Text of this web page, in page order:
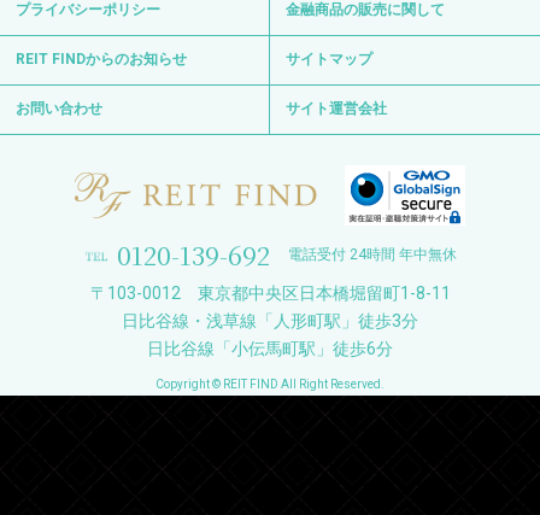
プライバシーポリシー 金融商品の販売に関して
REIT FINDからのお知らせ サイトマップ
お問い合わせ サイト運営会社
0120-139-692 電話受付 24時間 年中無休
〒103-0012 東京都中央区日本橋堀留町1-8-11
日比谷線・浅草線「人形町駅」徒歩3分
日比谷線「小伝馬町駅」徒歩6分
Copyright © REIT FIND All Right Reserved.